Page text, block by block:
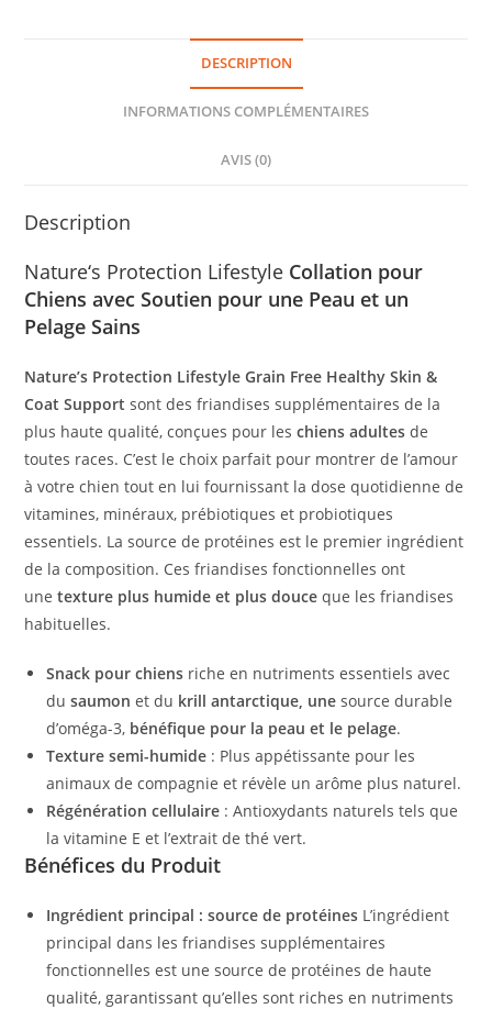
DESCRIPTION
INFORMATIONS COMPLÉMENTAIRES
AVIS (0)
Description
Nature‘s Protection Lifestyle Collation pour
Chiens avec Soutien pour une Peau et un
Pelage Sains
Nature’s Protection Lifestyle Grain Free Healthy Skin &
Coat Support sont des friandises supplémentaires de la
plus haute qualité, conçues pour leschiens adultes de
toutes races. C’est le choix parfait pour montrer de l’amour
à votre chien tout en lui fournissant la dose quotidienne de
vitamines, minéraux, prébiotiques et probiotiques
essentiels. La source de protéines est le premier ingrédient
de la composition. Ces friandises fonctionnelles ont
unetexture plus humide et plus douce que les friandises
habituelles.
Snack pour chiens riche en nutriments essentiels avec
dusaumon et du krill antarctique, une source durable
d’oméga-3, bénéfique pour la peau et le pelage.
Texture semi-humide : Plus appétissante pour les
animaux de compagnie et révèle un arôme plus naturel.
Régénération cellulaire : Antioxydants naturels tels que
la vitamine E et l’extrait de thé vert.
Bénéfices du Produit
Ingrédient principal : source de protéines L’ingrédient
principal dans les friandises supplémentaires
fonctionnelles est une source de protéines de haute
qualité, garantissant qu’elles sont riches en nutriments